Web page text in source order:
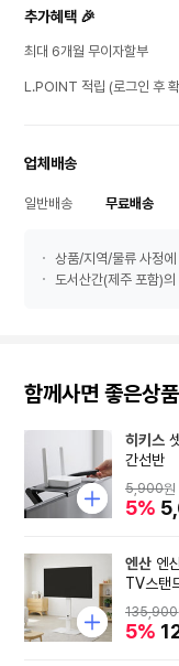
추가혜택 🎉
최대 6개월 무이자할부
L.POINT 적립 (로그인 후
업체배송
일반배송 무료배송
상품/지역/물류 사정
도서산간(제주 포함)
함께사면 좋은상품
히키스
간선반
5,900원
5%
엔산 엔
TV스탠
135,900
5%